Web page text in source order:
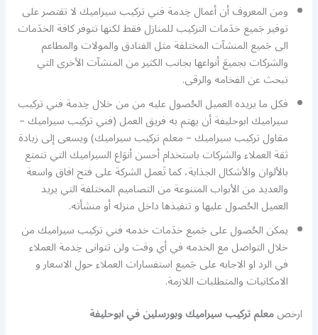
ومن المعروف أن أعمال خِدمة فني تركيب سيراميك لا تقتصر على
توفير جَميع خدَمات التركيب للمنازل فقط لكنها تتوفر كافة الخدَمات
الى جَميع المنشآت المختلفة مثل الفنادق والمولات والمطاعم
والشركات بجميعَ أنواعها بجانب الكثير من المنشآت الأخرى التي
تبحث عن الفخامه والرقى.
فكل ما يريده العميل الحُصول عليه من من خلال خِدمة فني تركيب
سيراميك ابوحليفة أن يهتم به فريق العمل (فني تركيب سيراميك –
مقاول تركيب سيراميك – معلم تركيب سيراميك) ويسعى إلى زيادة
ثقة العملاء والشركات باستخدام أحسن أنوَاع السيراميك التي تتمتع
بالألوان والأشكال الجذابة، كما تَعمل الشركة على فتح افاق واسعة
والعديد من الأبواب المتنوعة من التصاميم المختلفة التي يريد
العميل الحُصول عليها و تنفيذها داخل منزله أو منشأته.
يمكن الحُصول على جَميع خدَمات خدمه فني تركيب سيراميك من
خلال التواصل مع الخدمه في أي وقت ولن تتوانى خِدمة العملاء
في الرد او الاجابه على جَميع استفسارات العملاء حول الاسعار و
الامكانيات والمتطلبات اللازمة.
ارخصمعلم تركيب سيراميك وبورسلين في ابوحليفة